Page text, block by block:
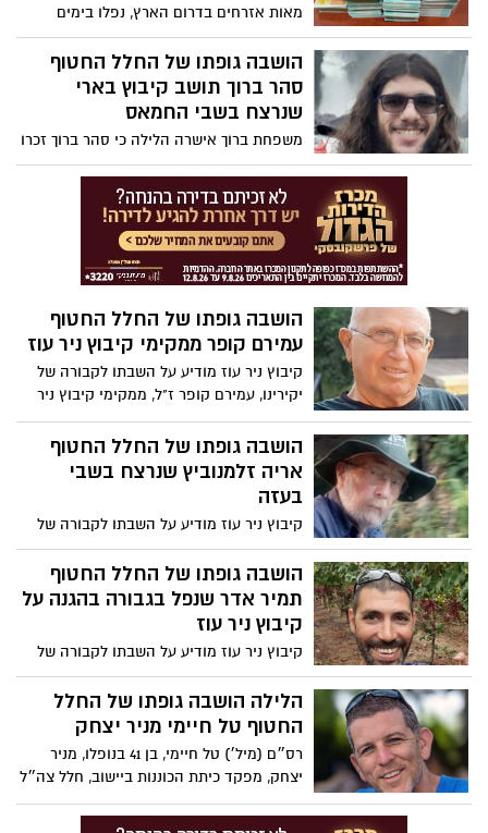
מאות אזרחים בדרום הארץ, נפלו בימים
האחרונים קורבן למתקפת הונאה מתוחכמת
של נוכלים העושים רושם מקסים אבל עוקצים
את האנשים בבקשה לפרוט להם שטרות של
הושבה גופתו של החלל החטוף
סהר ברוך תושב קיבוץ בארי
שנרצח בשבי החמאס
משפחת ברוך אישרה הלילה כי סהר ברוך זכרו
לברכה הוחזר לשטח ישראל וזוהה באופן
רשמי במכון לרפואה משפטית, לאחר מעל
לשנתיים ארוכות וכואבות.
הושבה גופתו של החלל החטוף
עמירם קופר ממקימי קיבוץ ניר עוז
קיבוץ ניר עוז מודיע על השבתו לקבורה של
יקירינו, עמירם קופר ז"ל, ממקימי קיבוץ ניר
עוז, שנחטף בשבעה באוקטובר ונרצח בשבי
בעזה.
הושבה גופתו של החלל החטוף
אריה זלמנוביץ שנרצח בשבי
בעזה
קיבוץ ניר עוז מודיע על השבתו לקבורה של
חברנו, אריה (זלמן) זלמנוביץ ז״ל, ממקימי
קיבוץ ניר עוז, שנחטף בשבעה באוקטובר
ונרצח בשבי בעזה בייסורי גוף ונפש.
הושבה גופתו של החלל החטוף
תמיר אדר שנפל בגבורה בהגנה על
קיבוץ ניר עוז
קיבוץ ניר עוז מודיע על השבתו לקבורה של
יקירינו, תמיר אדר ז"ל, חבר כיתת הכוננות של
קיבוץ ניר עוז שנפל בקרב גבורה בשבעה
באוקטובר.
הלילה הושבה גופתו של החלל
החטוף טל חיימי מניר יצחק
רס״ם (מיל׳) טל חיימי, בן 41 בנופלו, מניר
יצחק, מפקד כיתת הכוננות ביישוב, חלל צה״ל
שנחטף בידי ארגון טרור והושב לקבורה. החלל
החטוף טל חיימי, חבר כיתת הכוננות בניר